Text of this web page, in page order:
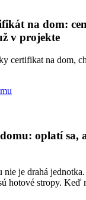
na dom:
v projekte
certifikat na dom,
oplatí sa,
nie je drahá
hotové stropy. Keď